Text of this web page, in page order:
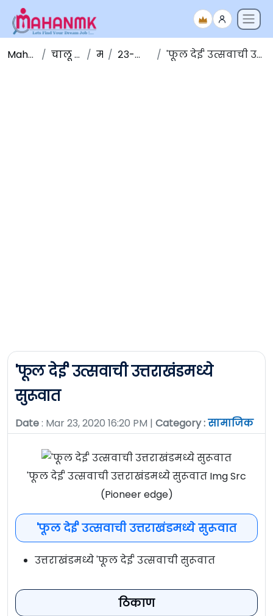
Maha NMK चालू घडामोडी मार्च २३-मार्च-२०२० 'फूल देई' उत्सवाची उत्तराखंडमध्ये सुरूवात
'फूल देई' उत्सवाची उत्तराखंडमध्ये
सुरूवात
Date: Mar 23, 2020 16:20 PM | Category :सामाजिक
'फूल देई' उत्सवाची उत्तराखंडमध्ये सुरूवात Img Src
(Pioneer edge)
'फूल देई' उत्सवाची उत्तराखंडमध्ये सुरूवात
उत्तराखंडमध्ये 'फूल देई' उत्सवाची सुरूवात
ठिकाण